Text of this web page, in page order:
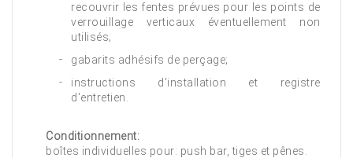
recouvrir les fentes prévues pour les points de
verrouillage verticaux éventuellement non
utilisés;
gabarits adhésifs de perçage;
instructions d'installation et registre
d'entretien.
Conditionnement:
boîtes individuelles pour: push bar, tiges et pênes.